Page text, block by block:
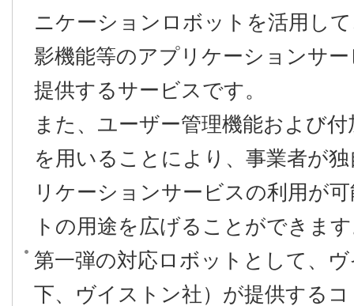
ニケーションロボットを活用し
影機能等のアプリケーションサ
提供するサービスです。
また、ユーザー管理機能および
を用いることにより、事業者が
リケーションサービスの利用が
トの用途を広げることができま
第一弾の対応ロボットとして、
下、ヴイストン社）が提供する